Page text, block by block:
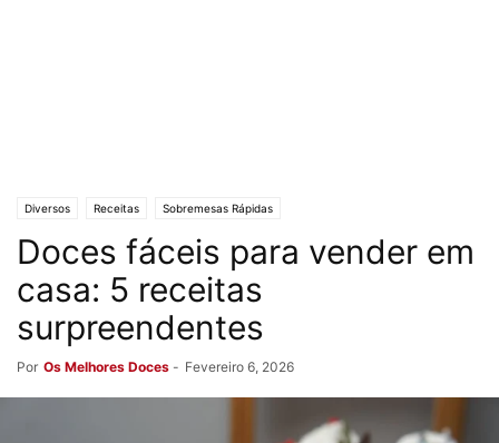
Diversos Receitas Sobremesas Rápidas
Doces fáceis para vender em
casa: 5 receitas
surpreendentes
Por Os Melhores Doces - Fevereiro 6, 2026